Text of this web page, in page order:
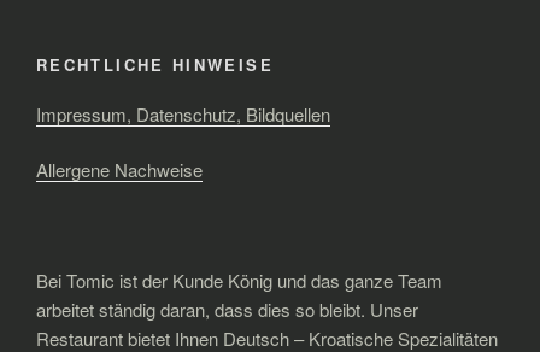
RECHTLICHE HINWEISE
Impressum, Datenschutz, Bildquellen
Allergene Nachweise
Bei Tomic ist der Kunde König und das ganze Team
arbeitet ständig daran, dass dies so bleibt. Unser
Restaurant bietet Ihnen Deutsch – Kroatische Spezialitäten